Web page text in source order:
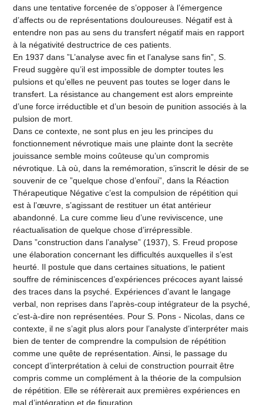
dans une tentative forcenée de s’opposer à l’émergence
d’affects ou de représentations douloureuses. Négatif est à
entendre non pas au sens du transfert négatif mais en rapport
à la négativité destructrice de ces patients.
En 1937 dans ”L’analyse avec fin et l’analyse sans fin”, S.
Freud suggère qu’il est impossible de dompter toutes les
pulsions et qu’elles ne peuvent pas toutes se loger dans le
transfert. La résistance au changement est alors empreinte
d’une force irréductible et d’un besoin de punition associés à la
pulsion de mort.
Dans ce contexte, ne sont plus en jeu les principes du
fonctionnement névrotique mais une plainte dont la secrète
jouissance semble moins coûteuse qu’un compromis
névrotique. Là où, dans la remémoration, s’inscrit le désir de se
souvenir de ce ”quelque chose d’enfoui”, dans la Réaction
Thérapeutique Négative c’est la compulsion de répétition qui
est à l’œuvre, s’agissant de restituer un état antérieur
abandonné. La cure comme lieu d’une reviviscence, une
réactualisation de quelque chose d’irrépressible.
Dans ”construction dans l’analyse” (1937), S. Freud propose
une élaboration concernant les difficultés auxquelles il s’est
heurté. Il postule que dans certaines situations, le patient
souffre de réminiscences d’expériences précoces ayant laissé
des traces dans la psyché. Expériences d’avant le langage
verbal, non reprises dans l’après-coup intégrateur de la psyché,
c’est-à-dire non représentées. Pour S. Pons - Nicolas, dans ce
contexte, il ne s’agit plus alors pour l’analyste d’interpréter mais
bien de tenter de comprendre la compulsion de répétition
comme une quête de représentation. Ainsi, le passage du
concept d’interprétation à celui de construction pourrait être
compris comme un complément à la théorie de la compulsion
de répétition. Elle se réfèrerait aux premières expériences en
mal d’intégration et de figuration.